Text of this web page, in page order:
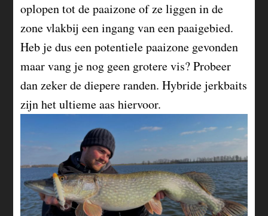
oplopen tot de paaizone of ze liggen in de
zone vlakbij een ingang van een paaigebied.
Heb je dus een potentiele paaizone gevonden
maar vang je nog geen grotere vis? Probeer
dan zeker de diepere randen. Hybride jerkbaits
zijn het ultieme aas hiervoor.